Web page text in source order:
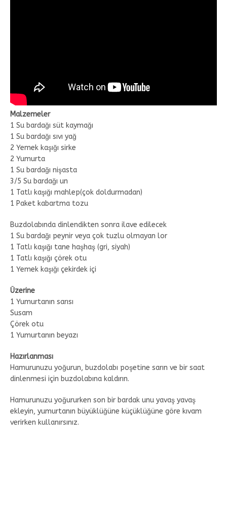
Malzemeler
1 Su bardağı süt kaymağı
1 Su bardağı sıvı yağ
2 Yemek kaşığı sirke
2 Yumurta
1 Su bardağı nişasta
3/5 Su bardağı un
1 Tatlı kaşığı mahlep(çok doldurmadan)
1 Paket kabartma tozu
Buzdolabında dinlendikten sonra ilave edilecek
1 Su bardağı peynir veya çok tuzlu olmayan lor
1 Tatlı kaşığı tane haşhaş (gri, siyah)
1 Tatlı kaşığı çörek otu
1 Yemek kaşığı çekirdek içi
Üzerine
1 Yumurtanın sarısı
Susam
Çörek otu
1 Yumurtanın beyazı
Hazırlanması
Hamurunuzu yoğurun, buzdolabı poşetine sarın ve bir saat
dinlenmesi için buzdolabına kaldırın.
Hamurunuzu yoğururken son bir bardak unu yavaş yavaş
ekleyin, yumurtanın büyüklüğüne küçüklüğüne göre kıvam
verirken kullanırsınız.